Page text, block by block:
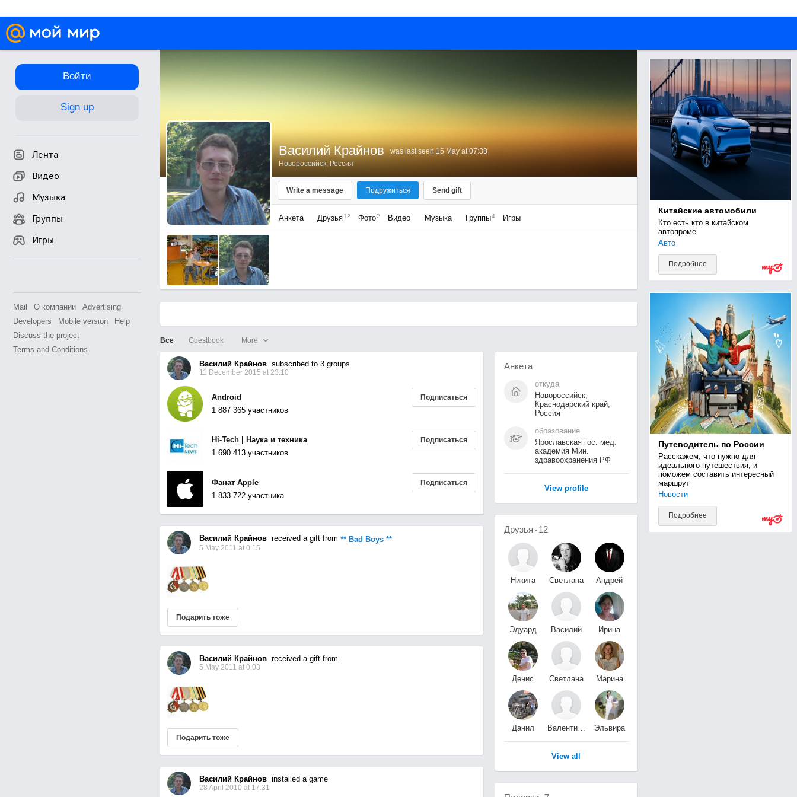
Войти
Sign up
Лента
Видео
Музыка
Группы
Игры
Mail О компании
Advertising
Developers
Mobile version
Help
Discuss the project
Terms and Conditions
Василий Крайнов
was last seen 15 May at 07:38
Новороссийск, Россия
Write a message Подружиться Send gift
Анкета Друзья 12 Фото2 Видео Музыка Группы4 Игры
Все Guestbook More
Василий Крайновsubscribed to 3 groups
11 December 2015 at 23:10
Android
1 887 365 участников
Подписаться
Hi-Tech | Наука и техника
1 690 413 участников
Подписаться
Фанат Apple
1 833 722 участника
Подписаться
Василий Крайновreceived a gift from ** Bad Boys **
5 May 2011 at 0:15
Подарить тоже
Василий Крайновreceived a gift from
5 May 2011 at 0:03
Подарить тоже
Василий Крайновinstalled a game
28 April 2010 at 17:31
Анкета
откуда
Новороссийск,
Краснодарский край,
Россия
образование
Ярославская гос. мед.
академия Мин.
здравоохранения РФ
View profile
Китайские автомобили
Кто есть кто в китайском
автопроме
Авто
Подробнее
Путеводитель по России
Расскажем, что нужно для
идеального путешествия, и
поможем составить интересный
маршрут
Новости
Подробнее
Друзья 12
Никита
Светлана
Андрей
Эдуард
Василий
Ирина
Денис
Светлана
Марина
Данил
Валентина
Эльвира
View all